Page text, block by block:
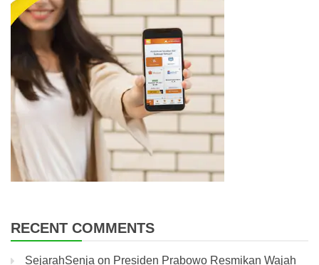
RECENT COMMENTS
SejarahSenja on Presiden Prabowo Resmikan Wajah